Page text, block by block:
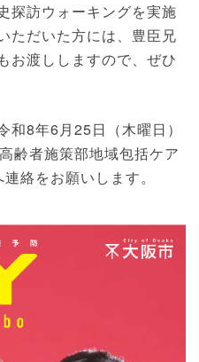
探訪ウォーキングを実施
ただいた方には、豊臣兄
お渡ししますので、ぜひ
和8年6月25日（木曜日）
齢者施策部地域包括ケア
絡をお願いします。